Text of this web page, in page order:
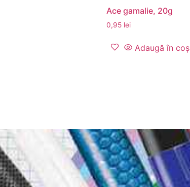
Ace gamalie, 20g
0,95 lei
Adaugă în coș